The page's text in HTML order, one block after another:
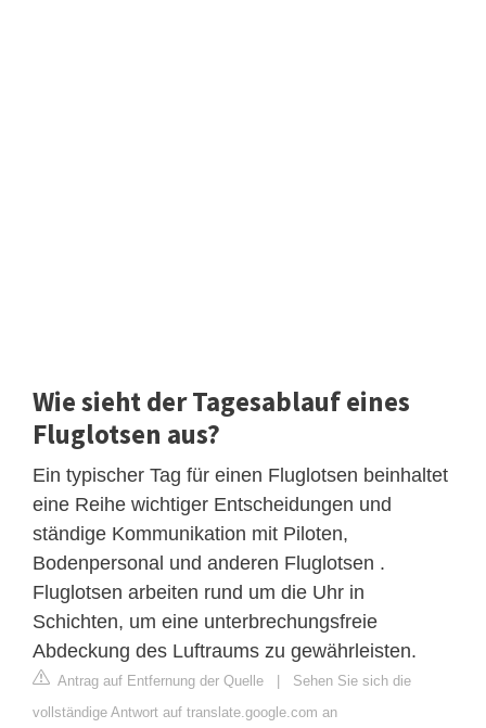
Wie sieht der Tagesablauf eines
Fluglotsen aus?
Ein typischer Tag für einen Fluglotsen beinhaltet
eine Reihe wichtiger Entscheidungen und
ständige Kommunikation mit Piloten,
Bodenpersonal und anderen Fluglotsen .
Fluglotsen arbeiten rund um die Uhr in
Schichten, um eine unterbrechungsfreie
Abdeckung des Luftraums zu gewährleisten.
Antrag auf Entfernung der Quelle
Sehen Sie sich die
vollständige Antwort auf translate.google.com an